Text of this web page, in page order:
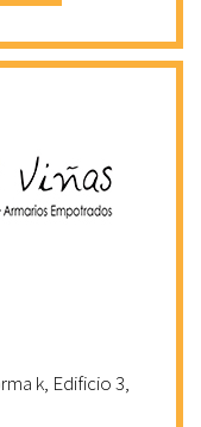
k, Edificio 3,